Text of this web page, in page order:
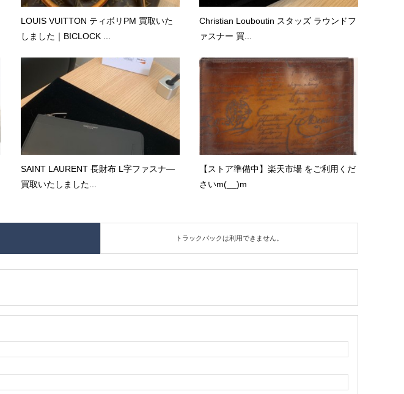
LOUIS VUITTON ティボリPM 買取いた
しました｜BICLOCK ...
Christian Louboutin スタッズ ラウンドフ
ァスナー 買...
SAINT LAURENT 長財布 L字ファスナ―
買取いたしました...
【ストア準備中】楽天市場 をご利用くだ
さいm(__)m
トラックバックは利用できません。